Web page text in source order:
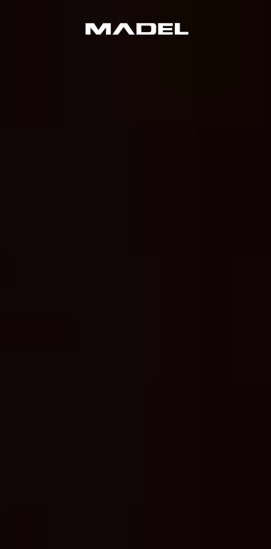
Quer os mesmos resultados?